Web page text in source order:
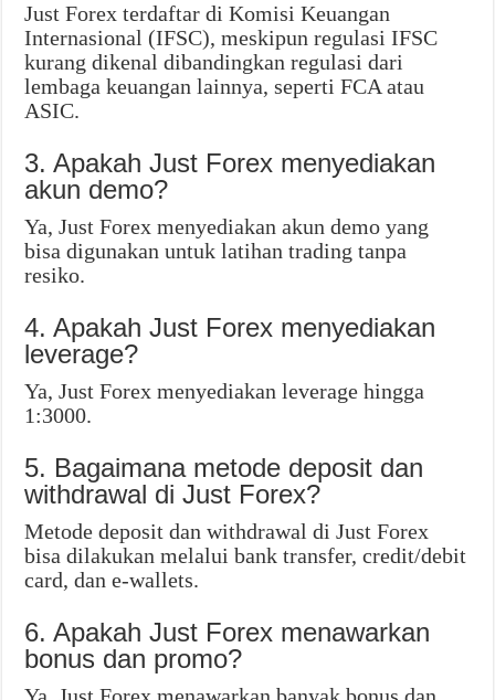
Just Forex terdaftar di Komisi Keuangan
Internasional (IFSC), meskipun regulasi IFSC
kurang dikenal dibandingkan regulasi dari
lembaga keuangan lainnya, seperti FCA atau
ASIC.
3. Apakah Just Forex menyediakan
akun demo?
Ya, Just Forex menyediakan akun demo yang
bisa digunakan untuk latihan trading tanpa
resiko.
4. Apakah Just Forex menyediakan
leverage?
Ya, Just Forex menyediakan leverage hingga
1:3000.
5. Bagaimana metode deposit dan
withdrawal di Just Forex?
Metode deposit dan withdrawal di Just Forex
bisa dilakukan melalui bank transfer, credit/debit
card, dan e-wallets.
6. Apakah Just Forex menawarkan
bonus dan promo?